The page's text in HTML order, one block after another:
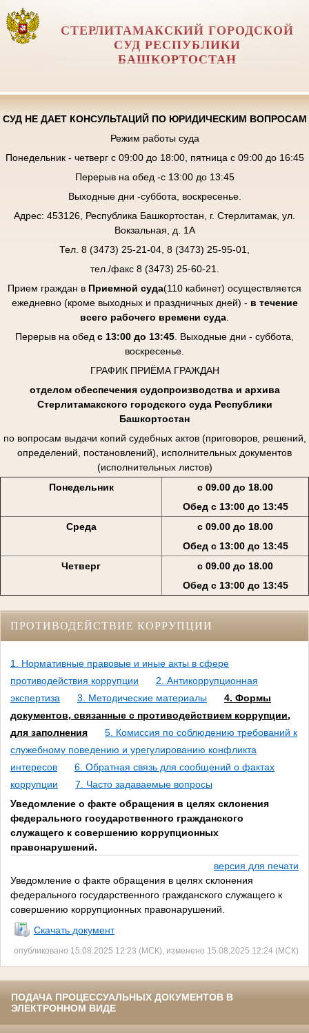
СТЕРЛИТАМАКСКИЙ ГОРОДСКОЙ
СУД РЕСПУБЛИКИ
БАШКОРТОСТАН
СУД НЕ ДАЕТ КОНСУЛЬТАЦИЙ ПО ЮРИДИЧЕСКИМ ВОПРОСАМ
Режим работы суда
Понедельник - четверг с 09:00 до 18:00, пятница с 09:00 до 16:45
Перерыв на обед -с 13:00 до 13:45
Выходные дни -суббота, воскресенье.
Адрес: 453126, Республика Башкортостан, г. Стерлитамак, ул.
Вокзальная, д. 1А
Тел. 8 (3473) 25-21-04, 8 (3473) 25-95-01,
тел./факс 8 (3473) 25-60-21.
Прием граждан в Приемной суда(110 кабинет) осуществляется
ежедневно (кроме выходных и праздничных дней) - в течение
всего рабочего времени суда
Перерыв на обед с 13:00 до 13:45 . Выходные дни - суббота,
воскресенье.
ГРАФИК ПРИЁМА ГРАЖДАН
отделом обеспечения судопроизводства и архива
Стерлитамакского городского суда Республики
Башкортостан
по вопросам выдачи копий судебных актов (приговоров, решений,
определений, постановлений), исполнительных документов
(исполнительных листов)
Понедельник
с 09.00 до 18.00
Обед с 13:00 до 13:45
Среда
с 09.00 до 18.00
Обед с 13:00 до 13:45
Четверг
с 09.00 до 18.00
Обед с 13:00 до 13:45
ПРОТИВОДЕЙСТВИЕ КОРРУПЦИИ
1. Нормативные правовые и иные акты в сфере
противодействия коррупции
2. Антикоррупционная
экспертиза
3. Методические материалы
4. Формы
документов, связанные с противодействием коррупции,
для заполнения
5. Комиссия по соблюдению требований к
служебному поведению и урегулированию конфликта
интересов
6. Обратная связь для сообщений о фактах
коррупции
7. Часто задаваемые вопросы
Уведомление о факте обращения в целях склонения
федерального государственного гражданского
служащего к совершению коррупционных
правонарушений.
версия для печати
Уведомление о факте обращения в целях склонения
федерального государственного гражданского служащего к
совершению коррупционных правонарушений.
Скачать документ
опубликовано 15.08.2025 12:23 (МСК), изменено 15.08.2025 12:24 (МСК)
ПОДАЧА ПРОЦЕССУАЛЬНЫХ ДОКУМЕНТОВ В
ЭЛЕКТРОННОМ ВИДЕ